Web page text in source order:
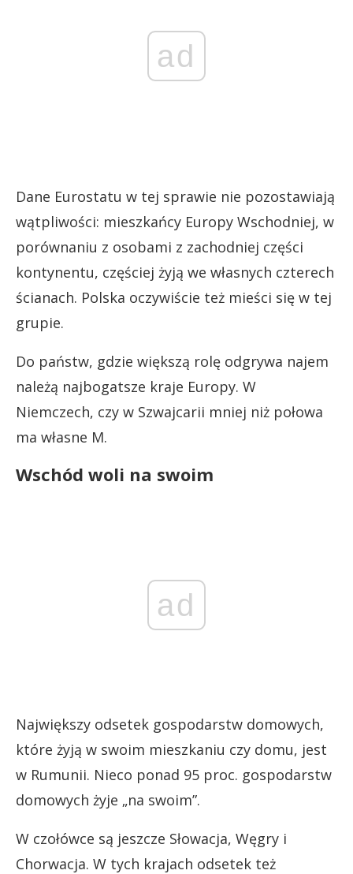
ad
Dane Eurostatu w tej sprawie nie pozostawiają
wątpliwości: mieszkańcy Europy Wschodniej, w
porównaniu z osobami z zachodniej części
kontynentu, częściej żyją we własnych czterech
ścianach. Polska oczywiście też mieści się w tej
grupie.
Do państw, gdzie większą rolę odgrywa najem
należą najbogatsze kraje Europy. W
Niemczech, czy w Szwajcarii mniej niż połowa
ma własne M.
Wschód woli na swoim
ad
Największy odsetek gospodarstw domowych,
które żyją w swoim mieszkaniu czy domu, jest
w Rumunii. Nieco ponad 95 proc. gospodarstw
domowych żyje „na swoim”.
W czołówce są jeszcze Słowacja, Węgry i
Chorwacja. W tych krajach odsetek też